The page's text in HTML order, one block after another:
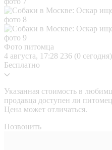
Фото питомца
4 августа, 17:28 236 (0 сегодня)
Бесплатно
Указанная стоимость в
продавца доступен ли
Цена может отличаться.
Позвонить